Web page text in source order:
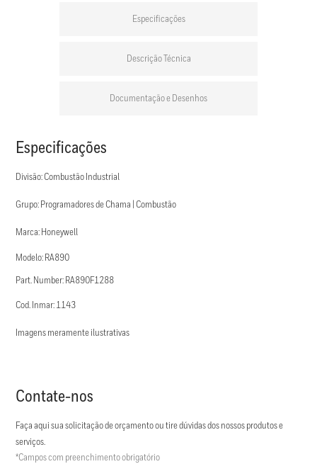
Especificações
Descrição Técnica
Documentação e Desenhos
Especificações
Divisão: Combustão Industrial
Grupo: Programadores de Chama | Combustão
Marca: Honeywell
Modelo: RA890
Part. Number: RA890F1288
Cod. Inmar: 1143
Imagens meramente ilustrativas
Contate-nos
Faça aqui sua solicitação de orçamento ou tire dúvidas dos nossos produtos e
serviços.
*Campos com preenchimento obrigatório